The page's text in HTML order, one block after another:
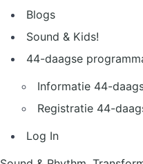
Blogs
Sound & Kids!
44-daagse
Informatie 44-
Registratie 44-
Log In